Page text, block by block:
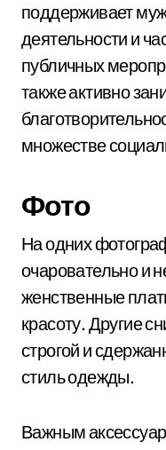
поддерживает
деятельности и
публичных
также активно
множестве
Фото
На одних
очаровательно и
женственные
красоту. Другие
строгой и
стиль одежды.
Важным